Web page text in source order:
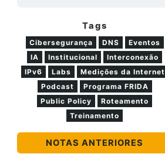
Tags
Cibersegurança DNS
Eventos
IA
Institucional
Interconexão
IPv6
Labs
Medições da Internet
Podcast
Programa FRIDA
Public Policy
Roteamento
Treinamento
NOTAS ANTERIORES